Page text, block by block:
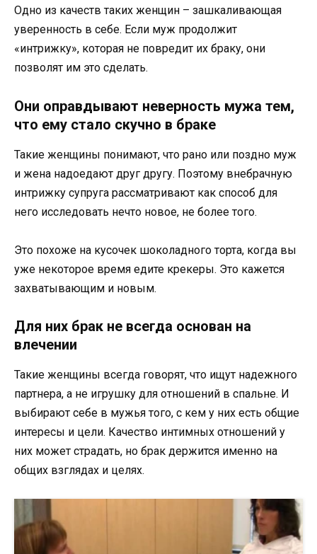
Одно из качеств таких женщин – зашкаливающая
уверенность в себе. Если муж продолжит
«интрижку», которая не повредит их браку, они
позволят им это сделать.
Они оправдывают неверность мужа тем,
что ему стало скучно в браке
Такие женщины понимают, что рано или поздно муж
и жена надоедают друг другу. Поэтому внебрачную
интрижку супруга рассматривают как способ для
него исследовать нечто новое, не более того.
Это похоже на кусочек шоколадного торта, когда вы
уже некоторое время едите крекеры. Это кажется
захватывающим и новым.
Для них брак не всегда основан на
влечении
Такие женщины всегда говорят, что ищут надежного
партнера, а не игрушку для отношений в спальне. И
выбирают себе в мужья того, с кем у них есть общие
интересы и цели. Качество интимных отношений у
них может страдать, но брак держится именно на
общих взглядах и целях.